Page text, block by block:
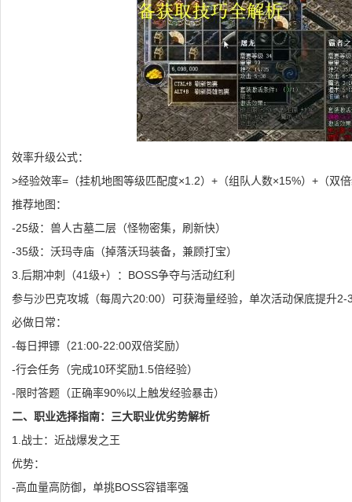
效率升级公式：
>经验效率=（挂机地图等级匹配度×1.2）+（组队人数×15%）+（双
推荐地图：
-25级：兽人古墓二层（怪物密集，刷新快）
-35级：沃玛寺庙（掉落沃玛装备，兼顾打宝）
3.后期冲刺（41级+）：BOSS争夺与活动红利
参与沙巴克攻城（每周六20:00）可获海量经验，单次活动保底提升2-
必做日常：
-每日押镖（21:00-22:00双倍奖励）
-行会任务（完成10环奖励1.5倍经验）
-限时答题（正确率90%以上触发经验暴击）
二、职业选择指南：三大职业优劣势解析
1.战士：近战爆发之王
优势：
-高血量高防御，单挑BOSS容错率强